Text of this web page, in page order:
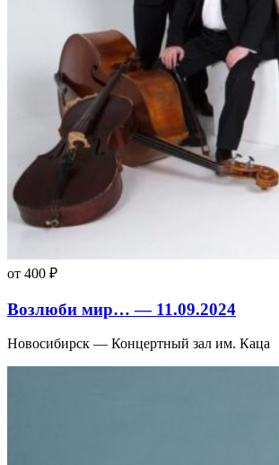
от 400 ₽
Возлюби мир… — 11.09.2024
Новосибирск — Концертный зал им. Каца